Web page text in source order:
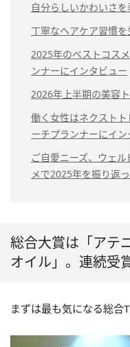
自分らしいかわいさ
丁寧なヘアケア習慣を
2025年のベストコス
ンナーにインタビュー
2026年上半期の美容
働く女性はネクスト
ーチプランナーにイン
ご自愛ニーズ、ウェ
メで2025年を振り返っ
総合大賞は「アテ
オイル」。連続受
まずは最も気になる総合